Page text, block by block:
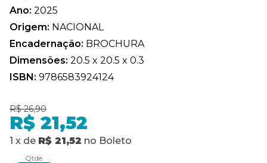
Ano: 2025
Origem: NACIONAL
Encadernação: BROCHURA
Dimensões: 20.5 x 20.5 x 0.3
ISBN: 9786583924124
R$ 26,90
R$ 21,52
1 x de R$ 21,52 no Boleto
Qtde.